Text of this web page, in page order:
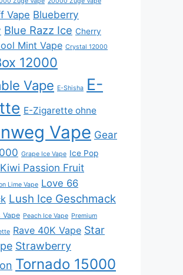
Vape Blueberry
Blue Razz Ice Cherry
Mint Vape Crystal 12000
12000
Vape E-Shisha E-
E-Zigarette ohne
Vape Gear
Grape Ice Vape Ice Pop
Kiwi Passion Fruit
Lime Vape Love 66
Lush Ice Geschmack
Vape Peach Ice Vape Premium
Rave 40K Vape Star
Strawberry
Tornado 15000